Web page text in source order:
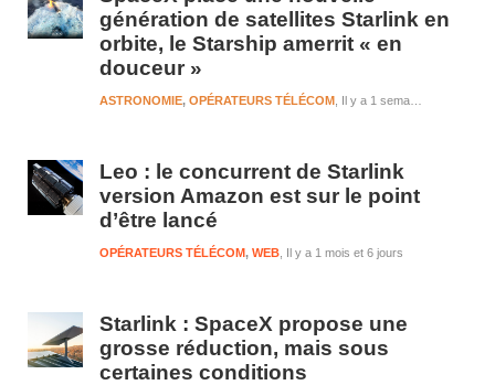
génération de satellites Starlink en
orbite, le Starship amerrit « en
douceur »
Il y a 1 semaine et 5 jours
ASTRONOMIE, OPÉRATEURS TÉLÉCOM
Leo : le concurrent de Starlink
version Amazon est sur le point
d’être lancé
Il y a 1 mois et 6 jours
OPÉRATEURS TÉLÉCOM, WEB
Starlink : SpaceX propose une
grosse réduction, mais sous
certaines conditions